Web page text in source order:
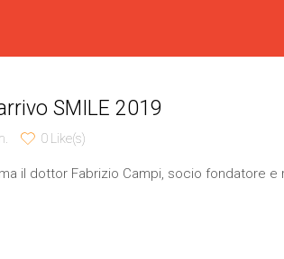
SMILE 2019
0 Like(s)
il dottor Fabrizio Campi, socio fondatore e